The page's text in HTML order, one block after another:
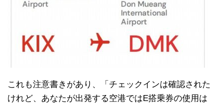
これも注意書きがあり、「チェックインは確認された
けれど、あなたが出発する空港ではE搭乗券の使用は